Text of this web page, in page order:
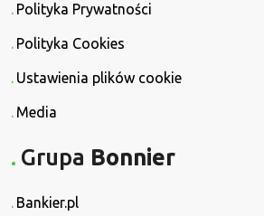
Polityka Prywatności
Polityka Cookies
Ustawienia plików cookie
Media
Grupa Bonnier
Bankier.pl